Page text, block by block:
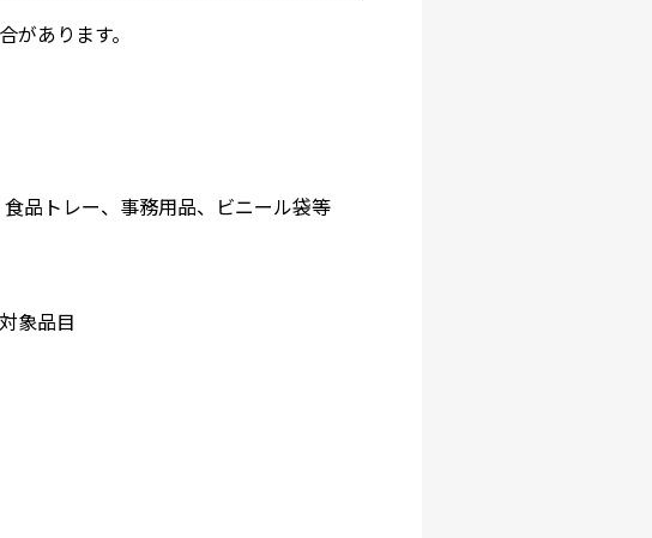
あります。
品トレー、事務用品、ビニール袋等
象品目